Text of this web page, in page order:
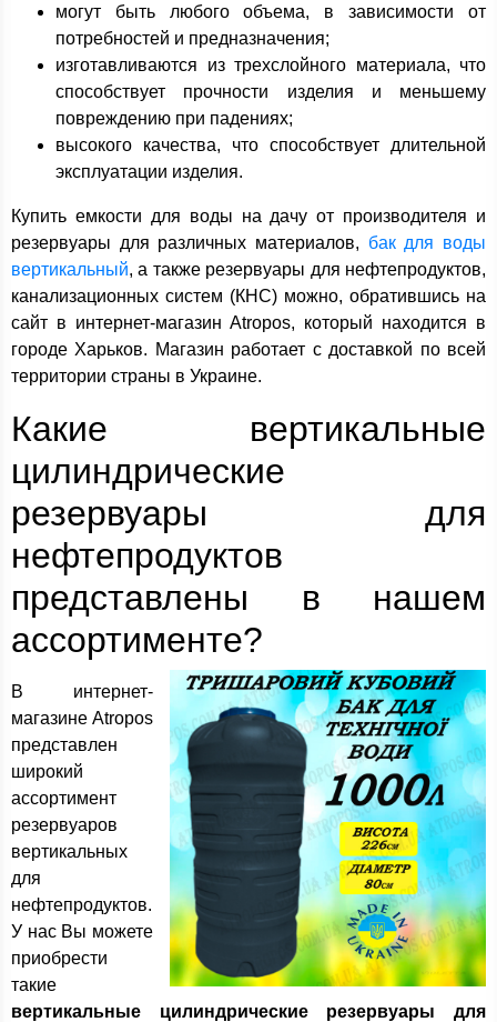
могут быть любого объема, в зависимости от
потребностей и предназначения;
изготавливаются из трехслойного материала, что
способствует прочности изделия и меньшему
повреждению при падениях;
высокого качества, что способствует длительной
эксплуатации изделия.
Купить емкости для воды на дачу от производителя и
резервуары для различных материалов, бак для воды
вертикальный, а также резервуары для нефтепродуктов,
канализационных систем (КНС) можно, обратившись на
сайт в интернет-магазин Atropos, который находится в
городе Харьков. Магазин работает с доставкой по всей
территории страны в Украине.
Какие вертикальные
цилиндрические
резервуары для
нефтепродуктов
представлены в нашем
ассортименте?
В интернет-
магазине Atropos
представлен
широкий
ассортимент
резервуаров
вертикальных
для
нефтепродуктов.
У нас Вы можете
приобрести
такие
вертикальные цилиндрические резервуары для